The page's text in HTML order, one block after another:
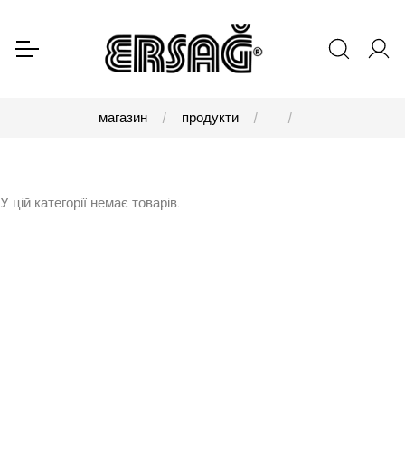
магазин продукти
У цій категорії немає товарів.